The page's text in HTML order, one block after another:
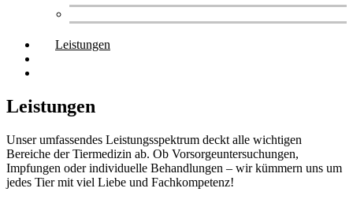
Leistungen
Leistungen
Unser umfassendes Leistungsspektrum deckt alle wichtigen
Bereiche der Tiermedizin ab. Ob Vorsorgeuntersuchungen,
Impfungen oder individuelle Behandlungen – wir kümmern uns um
jedes Tier mit viel Liebe und Fachkompetenz!